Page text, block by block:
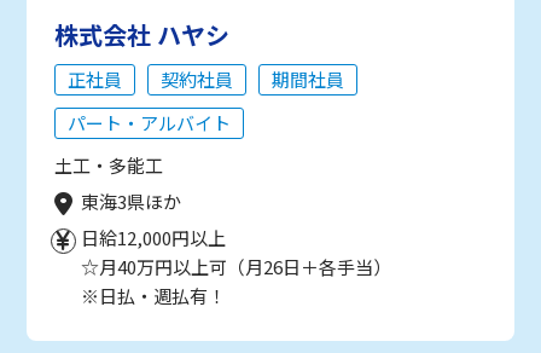
株式会社 ハヤシ
正社員 契約社員
期間社員
パート・アルバイト
土工・多能工
東海3県ほか
日給12,000円以上
☆月40万円以上可（月26日＋各手当）
※日払・週払有！